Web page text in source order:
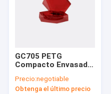
GC705 PETG
Compacto Envasado
rojo
Precio:negotiable
Obtenga el último precio